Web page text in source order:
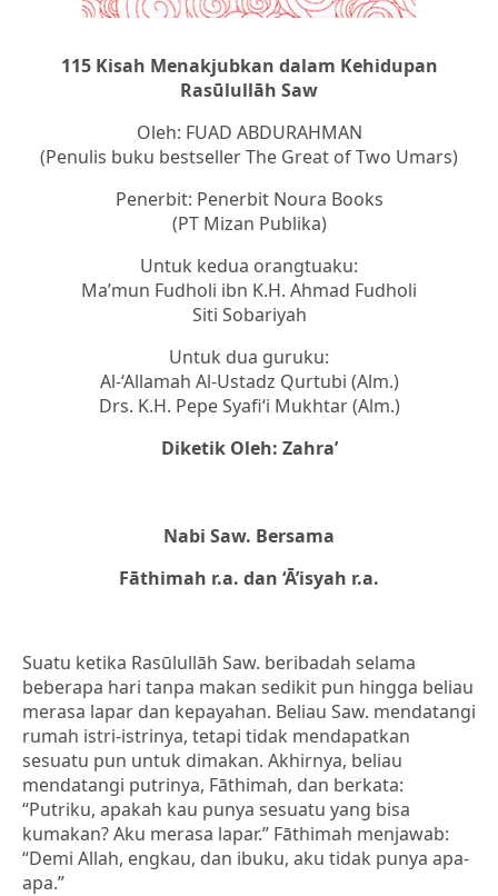
115 Kisah Menakjubkan dalam Kehidupan
Rasūlullāh Saw
Oleh: FUAD ABDURAHMAN
(Penulis buku bestseller The Great of Two Umars)
Penerbit: Penerbit Noura Books
(PT Mizan Publika)
Untuk kedua orangtuaku:
Ma’mun Fudholi ibn K.H. Ahmad Fudholi
Siti Sobariyah
Untuk dua guruku:
Al-‘Allamah Al-Ustadz Qurtubi (Alm.)
Drs. K.H. Pepe Syafi‘i Mukhtar (Alm.)
Diketik Oleh: Zahra’
Nabi Saw. Bersama
Fāthimah r.a. dan ‘Ā’isyah r.a.
Suatu ketika Rasūlullāh Saw. beribadah selama
beberapa hari tanpa makan sedikit pun hingga beliau
merasa lapar dan kepayahan. Beliau Saw. mendatangi
rumah istri-istrinya, tetapi tidak mendapatkan
sesuatu pun untuk dimakan. Akhirnya, beliau
mendatangi putrinya, Fāthimah, dan berkata:
“Putriku, apakah kau punya sesuatu yang bisa
kumakan? Aku merasa lapar.” Fāthimah menjawab:
“Demi Allah, engkau, dan ibuku, aku tidak punya apa-
apa.”